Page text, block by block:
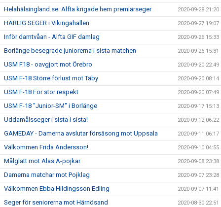
Helahälsingland.se: Alfta krigade hem premiärseger 2020-09-28 21:20
HÄRLIG SEGER i Vikingahallen 2020-09-27 19:07
Inför damtvåan - Alfta GIF damlag 2020-09-26 15:33
Borlänge besegrade juniorerna i sista matchen 2020-09-26 15:31
USM F18 - oavgjort mot Örebro 2020-09-20 22:49
USM F-18 Större förlust mot Täby 2020-09-20 08:14
USM F-18 För stor respekt 2020-09-20 07:49
USM F-18 "Junior-SM" i Borlänge 2020-09-17 15:13
Uddamålsseger i sista i sista! 2020-09-12 06:22
GAMEDAY - Damerna avslutar försäsong mot Uppsala 2020-09-11 06:17
Välkommen Frida Andersson! 2020-09-10 04:55
Målglatt mot Alas A-pojkar 2020-09-08 23:38
Damerna matchar mot Pojklag 2020-09-07 23:28
Välkommen Ebba Hildingsson Edling 2020-09-07 11:41
Seger för seniorerna mot Härnösand 2020-08-30 22:51